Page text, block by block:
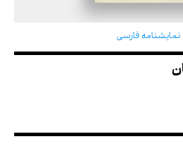
نمایشنامه فارسی